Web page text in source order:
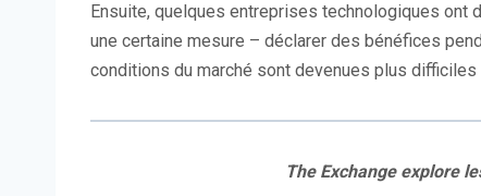
Ensuite, quelques entreprises technologiques
une certaine mesure – déclarer des bénéfices
conditions du marché sont devenues plus difficiles
The Exchange explore